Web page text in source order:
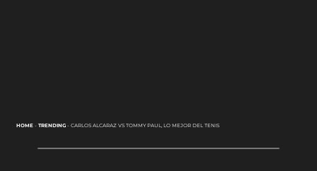
HOME- TRENDING- CARLOS ALCARAZ VS TOMMY PAUL, LO MEJOR DEL TENIS